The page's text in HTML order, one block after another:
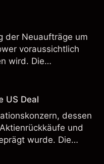
der Neuaufträge um
voraussichtlich
wird. Die
Indikator für
US Deal
dessen
und
wurde. Die
Indikator für